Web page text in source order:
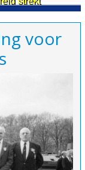
voor